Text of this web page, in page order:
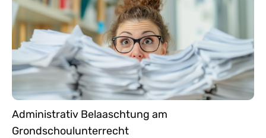
Administrativ Belaaschtung am
Grondschoulunterrecht